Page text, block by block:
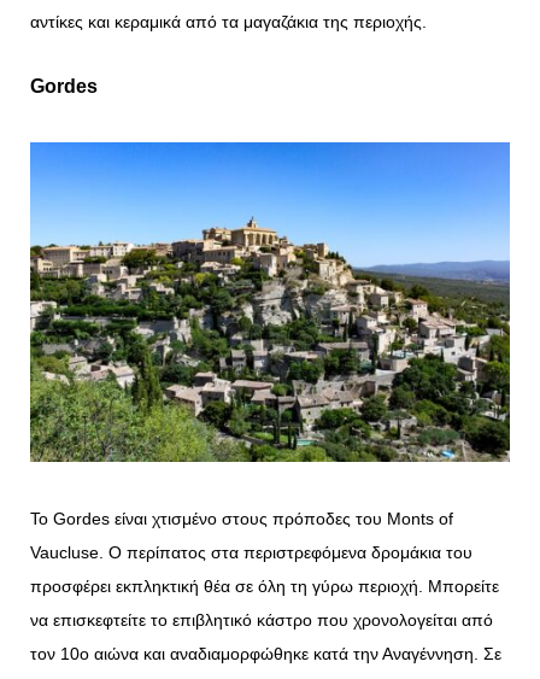
αντίκες και κεραμικά από τα μαγαζάκια της περιοχής.
Gordes
Το Gordes είναι χτισμένο στους πρόποδες του Monts of
Vaucluse. Ο περίπατος στα περιστρεφόμενα δρομάκια του
προσφέρει εκπληκτική θέα σε όλη τη γύρω περιοχή. Μπορείτε
να επισκεφτείτε το επιβλητικό κάστρο που χρονολογείται από
τον 10ο αιώνα και αναδιαμορφώθηκε κατά την Αναγέννηση. Σε